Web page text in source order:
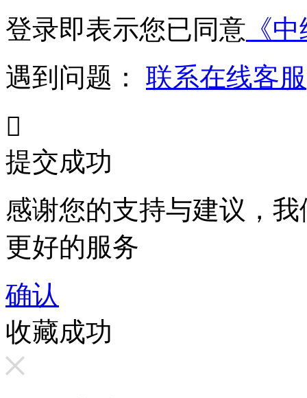
登录即表示您已同意 《
遇到问题： 联系在线客服

提交成功
感谢您的支持与建议，
更好的服务
确认
收藏成功